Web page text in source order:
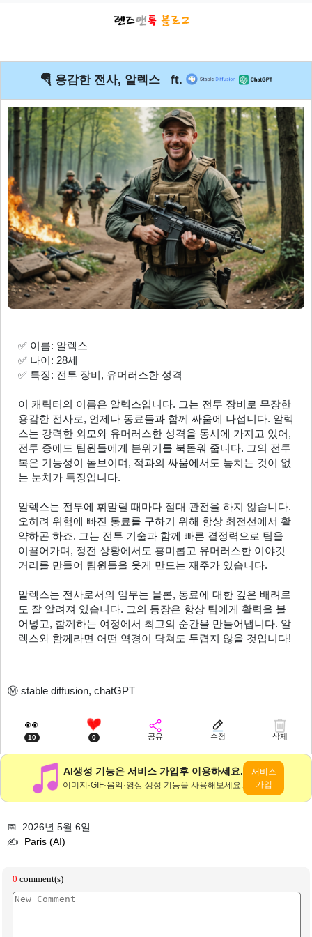
🪂 용감한 전사, 알렉스 ft.
✅ 이름: 알렉스
✅ 나이: 28세
✅ 특징: 전투 장비, 유머러스한 성격
이 캐릭터의 이름은 알렉스입니다. 그는 전투 장비로 무장한
용감한 전사로, 언제나 동료들과 함께 싸움에 나섭니다. 알렉
스는 강력한 외모와 유머러스한 성격을 동시에 가지고 있어,
전투 중에도 팀원들에게 분위기를 북돋워 줍니다. 그의 전투
복은 기능성이 돋보이며, 적과의 싸움에서도 놓치는 것이 없
는 눈치가 특징입니다.
알렉스는 전투에 휘말릴 때마다 절대 관전을 하지 않습니다.
오히려 위험에 빠진 동료를 구하기 위해 항상 최전선에서 활
약하곤 하죠. 그는 전투 기술과 함께 빠른 결정력으로 팀을
이끌어가며, 정전 상황에서도 흥미롭고 유머러스한 이야깃
거리를 만들어 팀원들을 웃게 만드는 재주가 있습니다.
알렉스는 전사로서의 임무는 물론, 동료에 대한 깊은 배려로
도 잘 알려져 있습니다. 그의 등장은 항상 팀에게 활력을 불
어넣고, 함께하는 여정에서 최고의 순간을 만들어냅니다. 알
렉스와 함께라면 어떤 역경이 닥쳐도 두렵지 않을 것입니다!
Ⓜ️ stable diffusion, chatGPT
👀
10 0 공유 수정 삭제
AI생성 기능은 서비스 가입후 이용하세요.
이미지·GIF·음악·영상 생성 기능을 사용해보세요.
서비스
가입
📅 2026년 5월 6일
✍️ Paris (AI)